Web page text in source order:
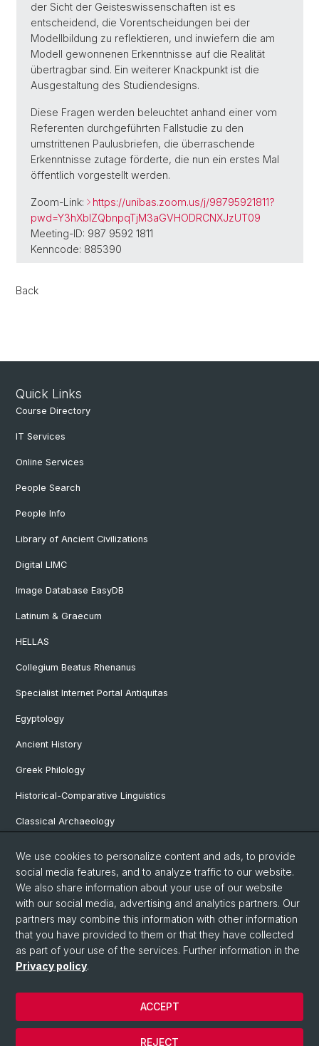
der Sicht der Geisteswissenschaften ist es
entscheidend, die Vorentscheidungen bei der
Modellbildung zu reflektieren, und inwiefern die am
Modell gewonnenen Erkenntnisse auf die Realität
übertragbar sind. Ein weiterer Knackpunkt ist die
Ausgestaltung des Studiendesigns.
Diese Fragen werden beleuchtet anhand einer vom
Referenten durchgeführten Fallstudie zu den
umstrittenen Paulusbriefen, die überraschende
Erkenntnisse zutage förderte, die nun ein erstes Mal
öffentlich vorgestellt werden.
Zoom-Link:
https://unibas.zoom.us/j/98795921811?
pwd=Y3hXblZQbnpqTjM3aGVHODRCNXJzUT09
Meeting-ID: 987 9592 1811
Kenncode: 885390
Back
Quick Links
Course Directory
IT Services
Online Services
People Search
People Info
Library of Ancient Civilizations
Digital LIMC
Image Database EasyDB
Latinum & Graecum
HELLAS
Collegium Beatus Rhenanus
Specialist Internet Portal Antiquitas
Egyptology
Ancient History
Greek Philology
Historical-Comparative Linguistics
Classical Archaeology
Pre- and Protohistorical and Provincial Roman Archaeology
Vindonissa Professorship
© University of Basel
Faculty of Humanities and Social Sciences
Home
We use cookies to personalize content and ads, to provide
social media features, and to analyze traffic to our website.
We also share information about your use of our website
with our social media, advertising and analytics partners. Our
partners may combine this information with other information
that you have provided to them or that they have collected
as part of your use of the services. Further information in the
Privacy policy.
REJECT
ACCEPT